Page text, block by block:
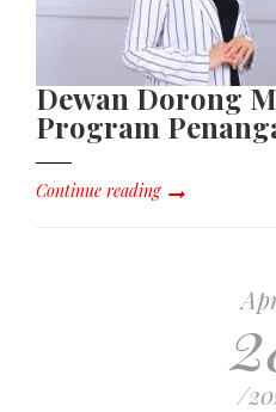
Dewan Dorong
Program
Continue reading
/